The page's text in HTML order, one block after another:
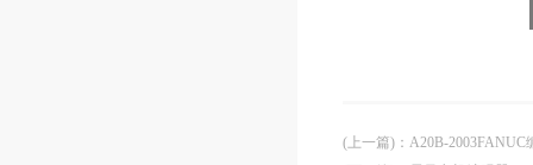
(上一篇) ： A20B-2003FANUC